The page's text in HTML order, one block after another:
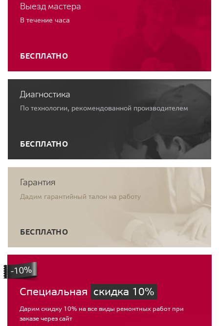
Выезд мастера
В течение часа
БЕСПЛАТНО
Диагностика
По технологии, рекомендованной производителем
БЕСПЛАТНО
Гарантия
Дадим гарантийный талон на работу
БЕСПЛАТНО
Специальная скидка 10%
Дарим скидку 10% на все виды ремонтных работ при
заказе через сайт